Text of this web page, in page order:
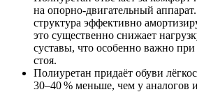
на опорно‑двигательный
структура эффективно
это существенно снижает
суставы, что особенно важно
стоя.
Полиуретан придаёт обуви
30–40 % меньше, чем у аналогов